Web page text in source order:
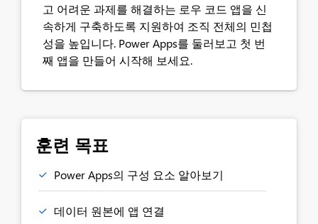
고 어려운 과제를 해결하는 로우 코드 앱을 신
속하게 구축하도록 지원하여 조직 전체의 민첩
성을 높입니다. Power Apps를 둘러보고 첫 번
째 앱을 만들어 시작해 보세요.
훈련 목표
Power Apps의 구성 요소 알아보기​
데이터 원본에 앱 연결